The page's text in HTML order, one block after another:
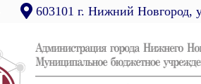
603101 г. Нижний Новгород,